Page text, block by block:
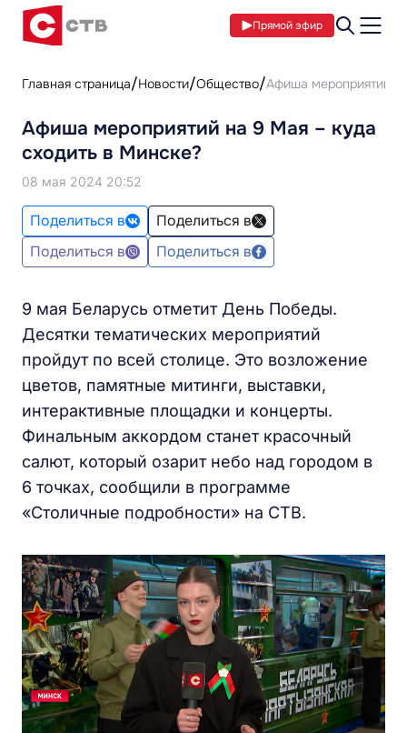
Прямой эфир
Главная страница Новости Общество Афиша мероприятий
Афиша мероприятий на 9 Мая – куда
сходить в Минске?
08 мая 2024 20:52
Поделиться в
Поделиться в
Поделиться в
Поделиться в
9 мая Беларусь отметит День Победы.
Десятки тематических мероприятий
пройдут по всей столице. Это возложение
цветов, памятные митинги, выставки,
интерактивные площадки и концерты.
Финальным аккордом станет красочный
салют, который озарит небо над городом в
6 точках, сообщили в программе
«Столичные подробности» на СТВ.